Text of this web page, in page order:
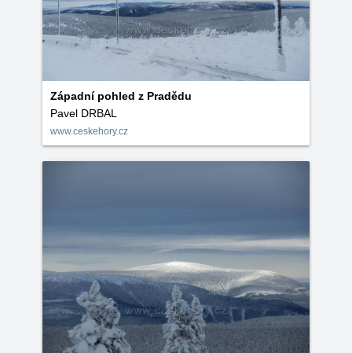
Západní pohled z Pradědu
Pavel DRBAL
www.ceskehory.cz